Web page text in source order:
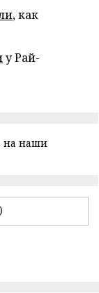
, как
у Рай-
на наши